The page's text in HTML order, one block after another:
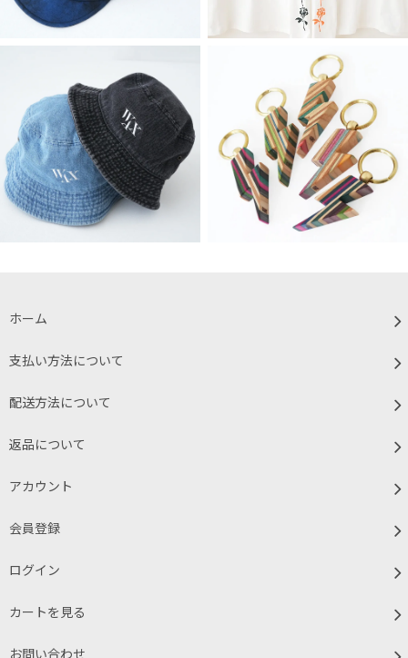
ホーム
支払い方法について
配送方法について
返品について
アカウント
会員登録
ログイン
カートを見る